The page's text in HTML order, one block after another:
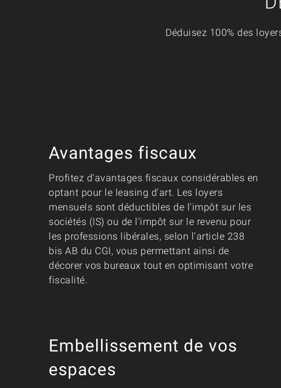
Déduisez 100% des
Avantages fiscaux
Profitez d'avantages fiscaux considérables en
optant pour le leasing d'art. Les loyers
mensuels sont déductibles de l'impôt sur les
sociétés (IS) ou de l'impôt sur le revenu pour
les professions libérales, selon l'article 238
bis AB du CGI, vous permettant ainsi de
décorer vos bureaux tout en optimisant votre
fiscalité.
Embellissement de vos
espaces